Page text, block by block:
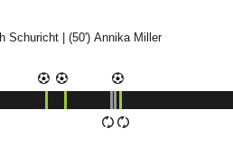
| (50') 